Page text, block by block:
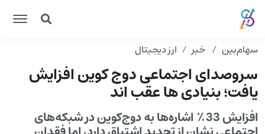
سهام‌بین خبر ارز دیجیتال
سروصدای اجتماعی دوج کوین افزایش
یافت؛ بنیادی ها عقب اند
افزایش 33٪ اشاره‌ها به دوج‌کوین در شبکه‌های